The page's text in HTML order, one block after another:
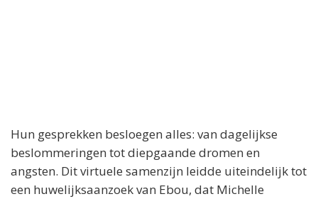
Hun gesprekken besloegen alles: van dagelijkse
beslommeringen tot diepgaande dromen en
angsten. Dit virtuele samenzijn leidde uiteindelijk tot
een huwelijksaanzoek van Ebou, dat Michelle